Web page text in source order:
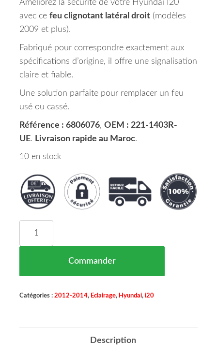
Améliorez la sécurité de votre Hyundai I20
avec ce feu clignotant latéral droit (modèles
2009 et plus).
Fabriqué pour correspondre exactement aux
spécifications d’origine, il offre une signalisation
claire et fiable.
Une solution parfaite pour remplacer un feu
usé ou cassé.
Référence : 6806076, OEM : 221-1403R-
UE. Livraison rapide au Maroc.
10 en stock
Commander
Catégories : 2012-2014, Eclairage, Hyundai, i20
Description